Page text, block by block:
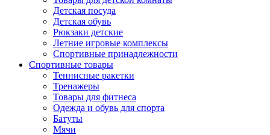
Детская посуда
Детская обувь
Рюкзаки детские
Летние игровые комплексы
Спортивные принадлежности
Спортивные товары
Теннисные ракетки
Тренажеры
Товары для фитнеса
Одежда и обувь для спорта
Батуты
Мячи